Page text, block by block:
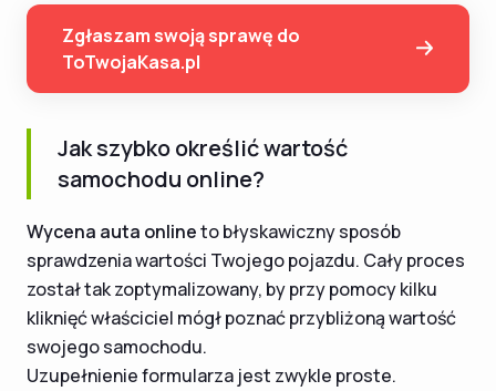
Zgłaszam swoją sprawę do
ToTwojaKasa.pl
Jak szybko określić wartość
samochodu online?
Wycena auta onlineto błyskawiczny sposób
sprawdzenia wartości Twojego pojazdu. Cały proces
został tak zoptymalizowany, by przy pomocy kilku
kliknięć właściciel mógł poznać przybliżoną wartość
swojego samochodu.
Uzupełnienie formularza jest zwykle proste.